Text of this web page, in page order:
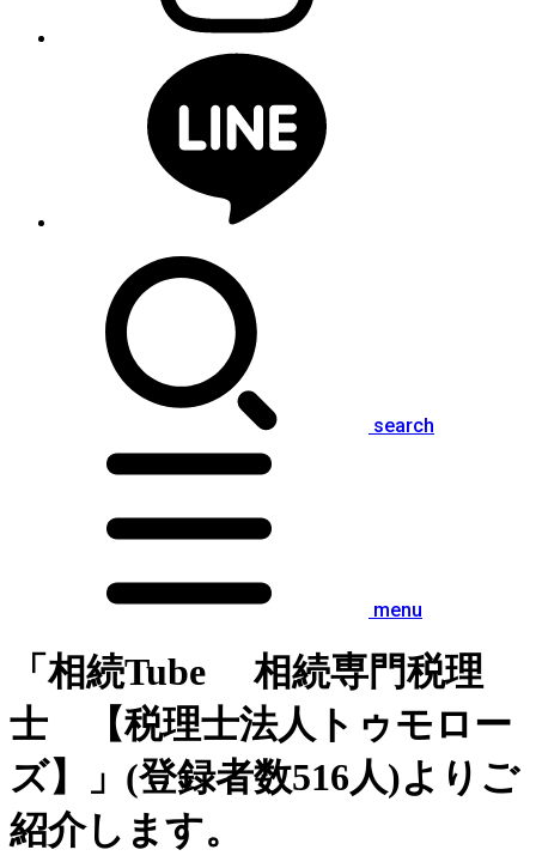
search
menu
「相続Tube 相続専門税理
士 【税理士法人トゥモロー
ズ】」(登録者数516人)よりご
紹介します。